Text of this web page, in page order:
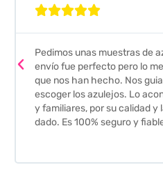

Pedimos unas muestras de
envío fue perfecto pero lo
que nos han hecho. Nos
escoger los azulejos. Lo
y familiares, por su calidad y
dado. Es 100% seguro y